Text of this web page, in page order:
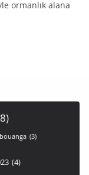
ormanlık alana
(3)
(4)